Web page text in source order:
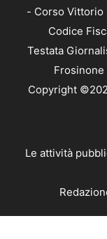
- Corso Vittorio
Codice
Testata
Copyright
Le attività